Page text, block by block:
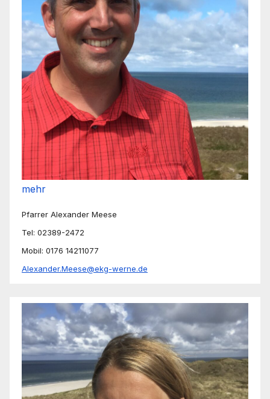
mehr
Pfarrer Alexander Meese
Tel: 02389-2472
Mobil: 0176 14211077
Alexander.Meese@ekg-werne.de